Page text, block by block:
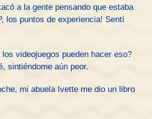
a la gente pensando que estaba
los puntos de experiencia! Sentí
videojuegos pueden hacer eso?
sintiéndome aún peor.
mi abuela Ivette me dio un libro